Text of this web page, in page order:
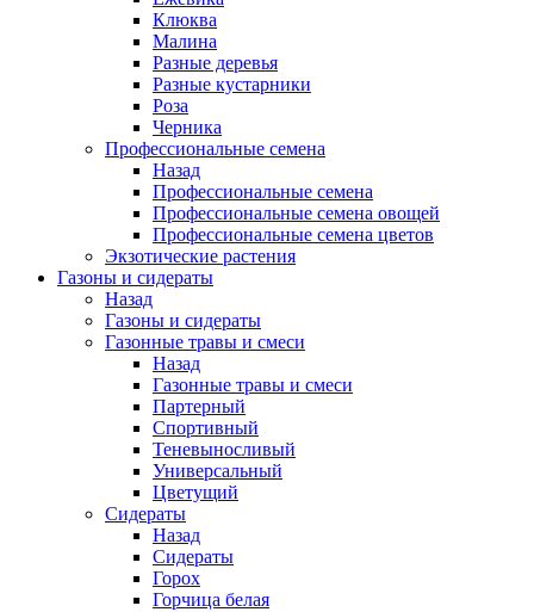
Клюква
Малина
Разные деревья
Разные кустарники
Роза
Черника
Профессиональные семена
Назад
Профессиональные семена
Профессиональные семена овощей
Профессиональные семена цветов
Экзотические растения
Газоны и сидераты
Назад
Газоны и сидераты
Газонные травы и смеси
Назад
Газонные травы и смеси
Партерный
Спортивный
Теневыносливый
Универсальный
Цветущий
Сидераты
Назад
Сидераты
Горох
Горчица белая